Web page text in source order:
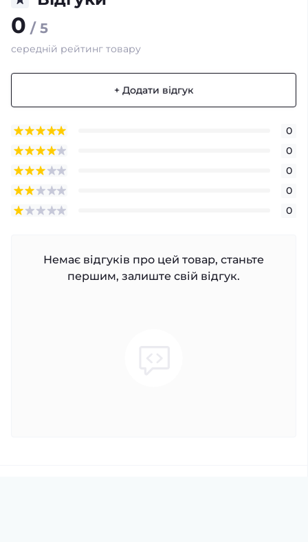
0 / 5
середній рейтинг товару
+ Додати відгук
0
0
0
0
0
Немає відгуків про цей товар, станьте
першим, залиште свій відгук.